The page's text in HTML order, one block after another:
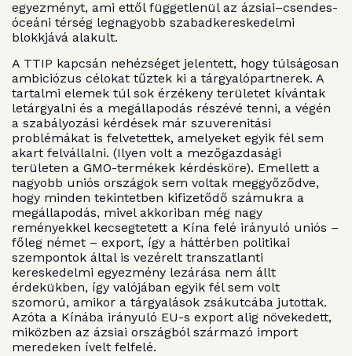
egyezményt, ami ettől függetlenül az ázsiai–csendes-
óceáni térség legnagyobb szabadkereskedelmi
blokkjává alakult.
A TTIP kapcsán nehézséget jelentett, hogy túlságosan
ambiciózus célokat tűztek ki a tárgyalópartnerek. A
tartalmi elemek túl sok érzékeny területet kívántak
letárgyalni és a megállapodás részévé tenni, a végén
a szabályozási kérdések már szuverenitási
problémákat is felvetettek, amelyeket egyik fél sem
akart felvállalni. (Ilyen volt a mezőgazdasági
területen a GMO-termékek kérdésköre). Emellett a
nagyobb uniós országok sem voltak meggyőződve,
hogy minden tekintetben kifizetődő számukra a
megállapodás, mivel akkoriban még nagy
reményekkel kecsegtetett a Kína felé irányuló uniós –
főleg német – export, így a háttérben politikai
szempontok által is vezérelt transzatlanti
kereskedelmi egyezmény lezárása nem állt
érdekükben, így valójában egyik fél sem volt
szomorú, amikor a tárgyalások zsákutcába jutottak.
Azóta a Kínába irányuló EU-s export alig növekedett,
miközben az ázsiai országból származó import
meredeken ívelt felfelé.